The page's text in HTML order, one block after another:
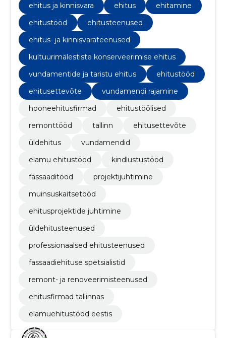
ehitus ja kinnisvara
ehitus
ehitamine
ehitustööd
ehitusteenused
ehitus- ja kinnisvarateenused
kultuurimälestiste konserveerimise ehitus
vundamentide ja taristu ehitus
ehitustööd
ehitusettevõte
vundamendi rajamine
hooneehitusfirmad
ehitustöölised
remonttööd
tallinn
ehitusettevõte
üldehitus
vundamendid
elamu ehitustööd
kindlustustööd
fassaaditööd
projektijuhtimine
muinsuskaitsetööd
ehitusprojektide juhtimine
üldehitusteenused
professionaalsed ehitusteenused
fassaadiehituse spetsialistid
remont- ja renoveerimisteenused
ehitusfirmad tallinnas
elamuehitustööd eestis